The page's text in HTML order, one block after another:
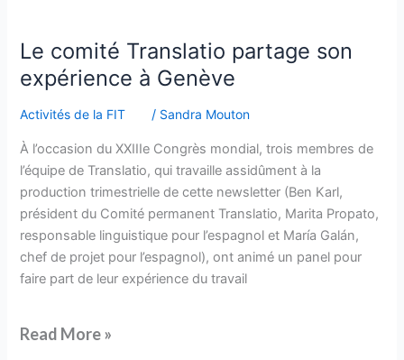
Le comité Translatio partage son
expérience à Genève
Activités de la FIT / Sandra Mouton
À l’occasion du XXIIIe Congrès mondial, trois membres de
l’équipe de Translatio, qui travaille assidûment à la
production trimestrielle de cette newsletter (Ben Karl,
président du Comité permanent Translatio, Marita Propato,
responsable linguistique pour l’espagnol et María Galán,
chef de projet pour l’espagnol), ont animé un panel pour
faire part de leur expérience du travail
Le
comité
Translatio
partage
expérience
à
Genève
Read More »